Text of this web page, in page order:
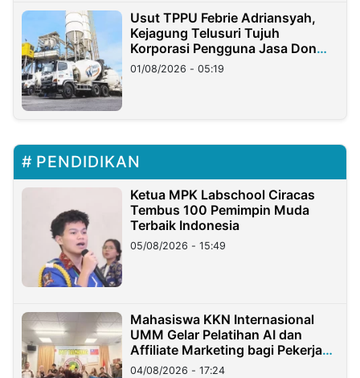
Usut TPPU Febrie Adriansyah,
Kejagung Telusuri Tujuh
Korporasi Pengguna Jasa Don
Ritto
01/08/2026 - 05:19
PENDIDIKAN
Ketua MPK Labschool Ciracas
Tembus 100 Pemimpin Muda
Terbaik Indonesia
05/08/2026 - 15:49
Mahasiswa KKN Internasional
UMM Gelar Pelatihan AI dan
Affiliate Marketing bagi Pekerja
Migran Indonesia di Taiwan
04/08/2026 - 17:24